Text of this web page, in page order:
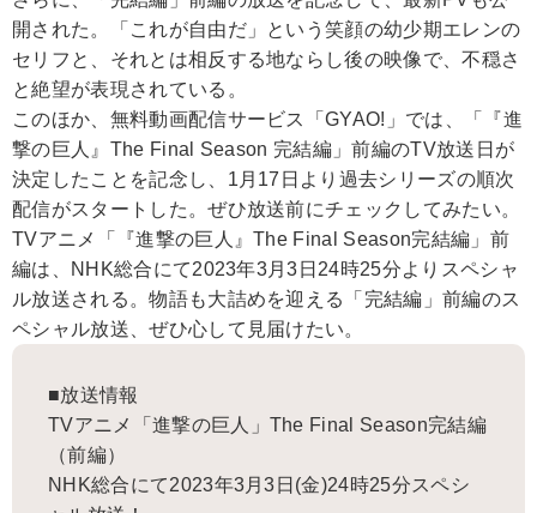
開された。「これが自由だ」という笑顔の幼少期エレンの
セリフと、それとは相反する地ならし後の映像で、不穏さ
と絶望が表現されている。
このほか、無料動画配信サービス「GYAO!」では、「『進
撃の巨人』The Final Season 完結編」前編のTV放送日が
決定したことを記念し、1月17日より過去シリーズの順次
配信がスタートした。ぜひ放送前にチェックしてみたい。
TVアニメ「『進撃の巨人』The Final Season完結編」前
編は、NHK総合にて2023年3月3日24時25分よりスペシャ
ル放送される。物語も大詰めを迎える「完結編」前編のス
ペシャル放送、ぜひ心して見届けたい。
■放送情報
TVアニメ「進撃の巨人」The Final Season完結編
（前編）
NHK総合にて2023年3月3日(金)24時25分スペシ